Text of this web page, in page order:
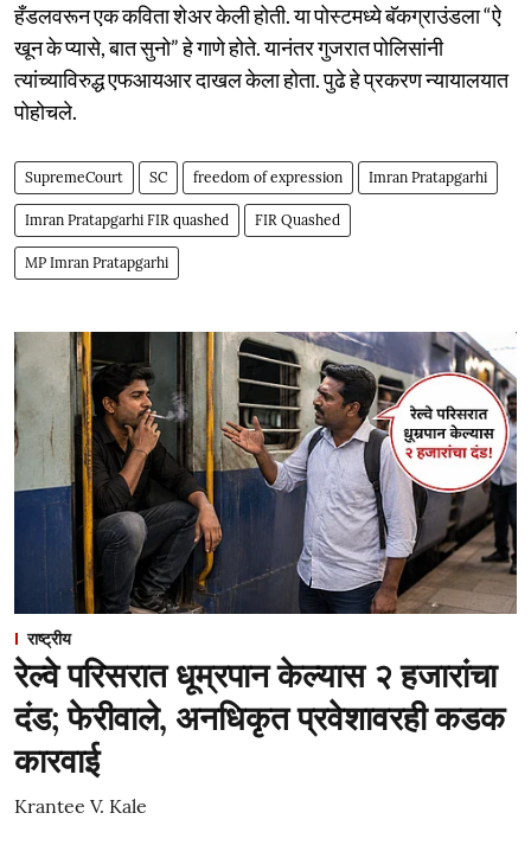
हँडलवरून एक कविता शेअर केली होती. या पोस्टमध्ये बॅकग्राउंडला “ऐ
खून के प्यासे, बात सुनो” हे गाणे होते. यानंतर गुजरात पोलिसांनी
त्यांच्याविरुद्ध एफआयआर दाखल केला होता. पुढे हे प्रकरण न्यायालयात
पोहोचले.
SupremeCourt SC freedom of expression Imran Pratapgarhi
Imran Pratapgarhi FIR quashed FIR Quashed
MP Imran Pratapgarhi
राष्ट्रीय
रेल्वे परिसरात धूम्रपान केल्यास २ हजारांचा
दंड; फेरीवाले, अनधिकृत प्रवेशावरही कडक
कारवाई
Krantee V. Kale